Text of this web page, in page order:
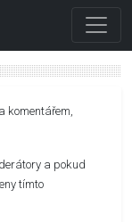
komentářem,
a pokud
tímto